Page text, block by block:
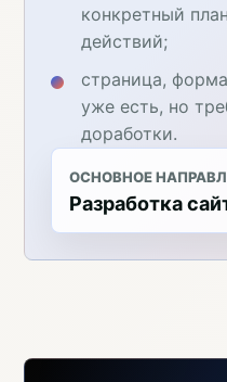
конкретный
действий;
страница,
уже есть, но
доработки.
ОСНОВНОЕ
Разработка